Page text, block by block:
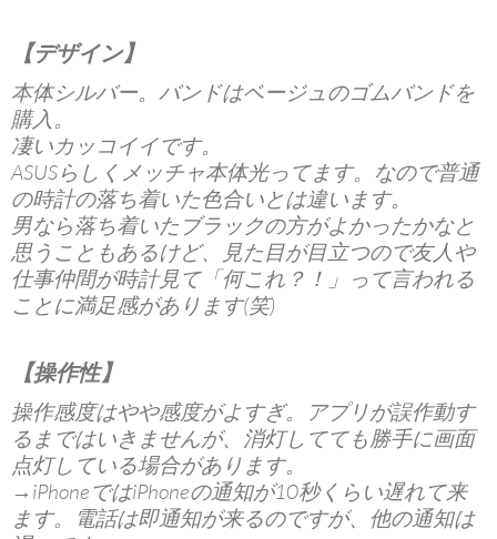
【デザイン】
本体シルバー。バンドはベージュのゴムバンドを
購入。
凄いカッコイイです。
ASUSらしくメッチャ本体光ってます。なので普通
の時計の落ち着いた色合いとは違います。
男なら落ち着いたブラックの方がよかったかなと
思うこともあるけど、見た目が目立つので友人や
仕事仲間が時計見て「何これ？！」って言われる
ことに満足感があります(笑)
【操作性】
操作感度はやや感度がよすぎ。アプリが誤作動す
るまではいきませんが、消灯してても勝手に画面
点灯している場合があります。
→iPhoneではiPhoneの通知が10秒くらい遅れて来
ます。電話は即通知が来るのですが、他の通知は